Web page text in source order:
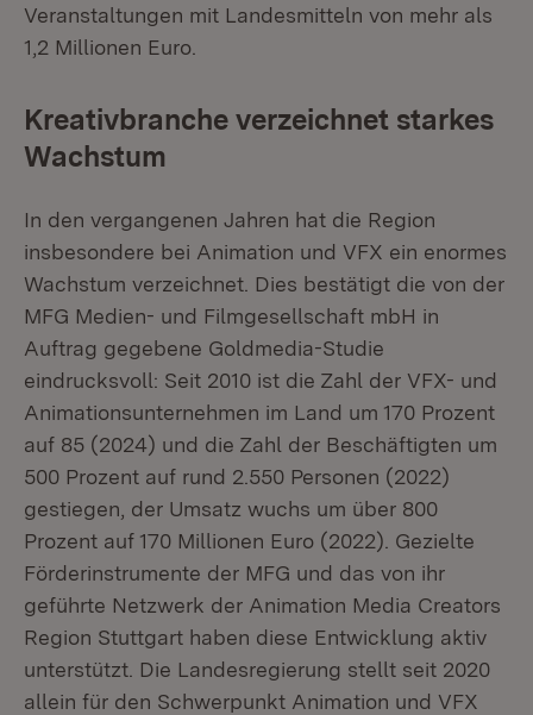
Veranstaltungen mit Landesmitteln von mehr als
1,2 Millionen Euro.
Kreativbranche verzeichnet starkes
Wachstum
In den vergangenen Jahren hat die Region
insbesondere bei Animation und VFX ein enormes
Wachstum verzeichnet. Dies bestätigt die von der
MFG Medien- und Filmgesellschaft mbH in
Auftrag gegebene Goldmedia-Studie
eindrucksvoll: Seit 2010 ist die Zahl der VFX- und
Animationsunternehmen im Land um 170 Prozent
auf 85 (2024) und die Zahl der Beschäftigten um
500 Prozent auf rund 2.550 Personen (2022)
gestiegen, der Umsatz wuchs um über 800
Prozent auf 170 Millionen Euro (2022). Gezielte
Förderinstrumente der MFG und das von ihr
geführte Netzwerk der Animation Media Creators
Region Stuttgart haben diese Entwicklung aktiv
unterstützt. Die Landesregierung stellt seit 2020
allein für den Schwerpunkt Animation und VFX